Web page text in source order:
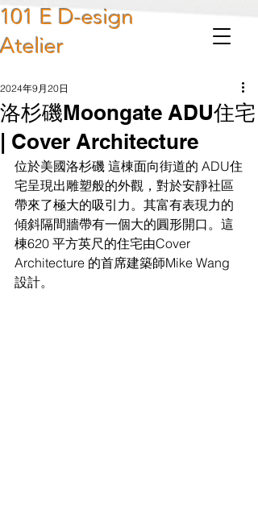
101 E D-esign
Atelier
洛杉磯Moongate ADU住宅
| Cover Architecture
2024年9月20日
位於美國洛杉磯 這棟面向街道的 ADU住
宅呈現出雕塑般的外觀，對於安靜社區
帶來了極大的吸引力。其富有表現力的
傾斜隔間牆帶有一個大的圓形開口。這
棟620 平方英尺的住宅由Cover
Architecture 的首席建築師Mike Wang
設計。